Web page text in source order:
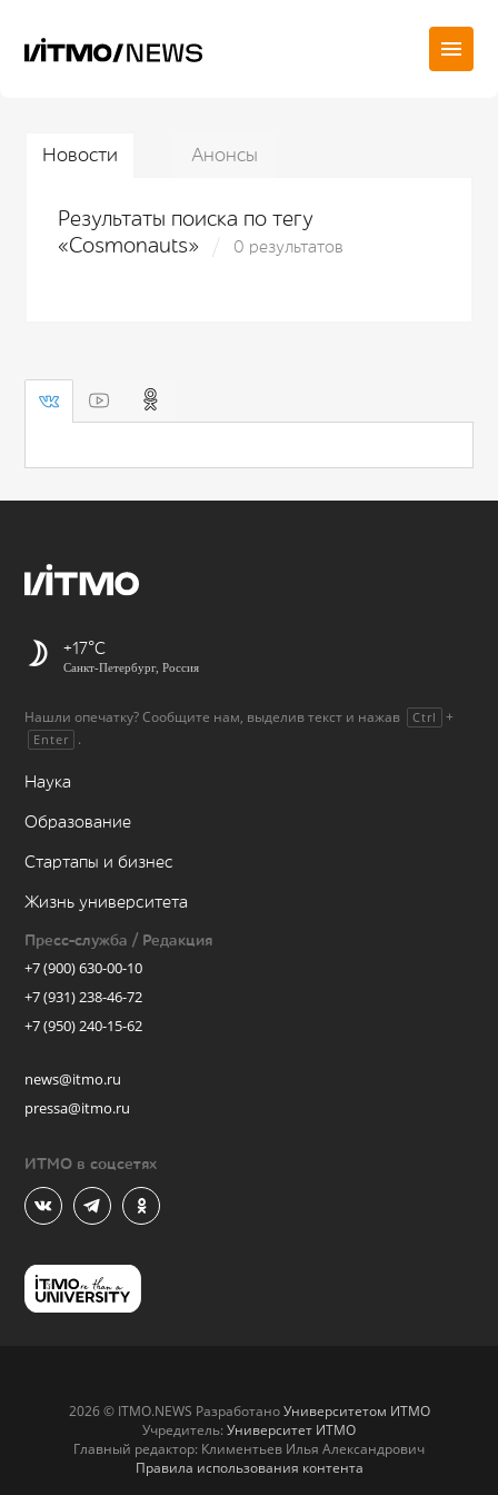
Новости Анонсы
Результаты поиска по тегу
«Cosmonauts»
0 результатов
+17
Санкт-Петербург, Россия
Нашли опечатку? Сообщите нам, выделив текст и нажав Ctrl +
Enter .
Наука
Образование
Стартапы и бизнес
Жизнь университета
Пресс-служба / Редакция
+7 (900) 630-00-10
+7 (931) 238-46-72
+7 (950) 240-15-62
news@itmo.ru
pressa@itmo.ru
ИТМО в соцсетях
2026 © ITMO.NEWS РазработаноУниверситетом ИТМО
Учредитель: Университет ИТМО
Главный редактор: Климентьев Илья Александрович
Правила использования контента